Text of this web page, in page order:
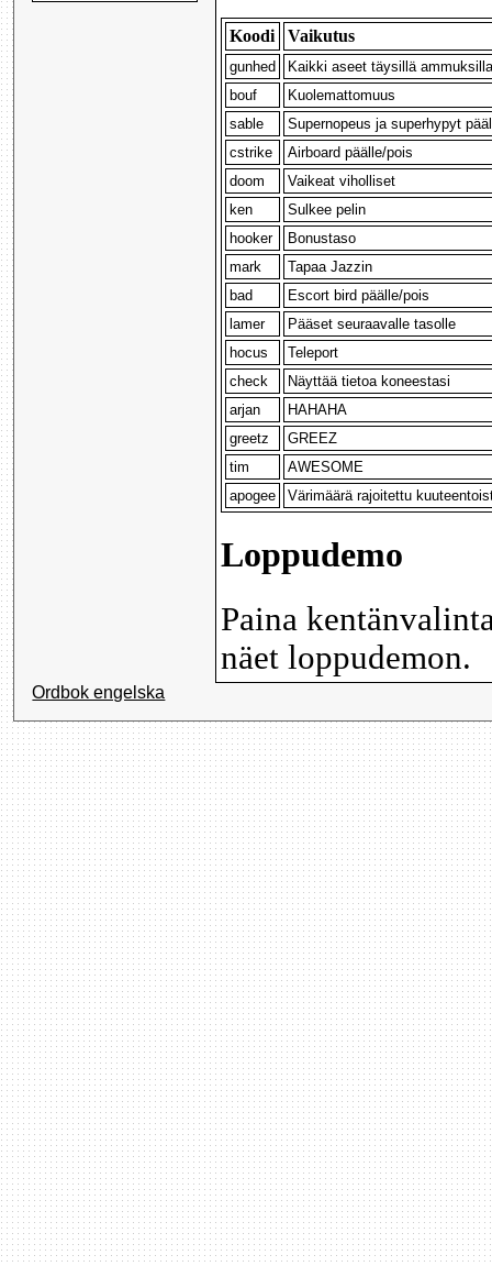
Koodi Vaikutus
gunhed
Kaikki aseet täysillä
bouf
Kuolemattomuus
sable
Supernopeus ja superhypyt
cstrike
Airboard päälle/pois
doom
Vaikeat viholliset
ken
Sulkee pelin
hooker
Bonustaso
mark
Tapaa Jazzin
bad
Escort bird päälle/pois
lamer
Pääset seuraavalle tasolle
hocus
Teleport
check
Näyttää tietoa koneestasi
arjan
HAHAHA
greetz
GREEZ
tim
AWESOME
apogee
Värimäärä rajoitettu
Loppudemo
Paina
näet loppudemon.
Ordbok engelska